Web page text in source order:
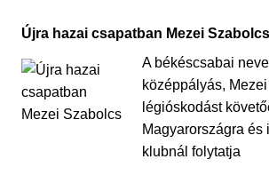
Újra hazai csapatban Mezei Szabolcs
A békéscsabai
középpályás,
légióskodást
Magyarországra és
klubnál folytatja